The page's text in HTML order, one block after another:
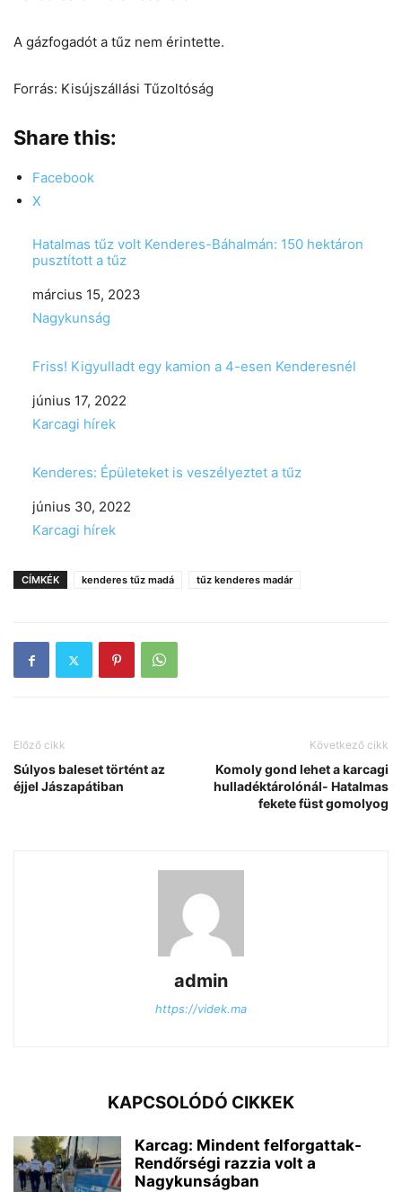
A gázfogadót a tűz nem érintette.
Forrás: Kisújszállási Tűzoltóság
Share this:
Facebook
X
Hatalmas tűz volt Kenderes-Báhalmán: 150 hektáron
pusztított a tűz
Date
március 15, 2023
In relation to
Nagykunság
Friss! Kigyulladt egy kamion a 4-esen Kenderesnél
Date
június 17, 2022
In relation to
Karcagi hírek
Kenderes: Épületeket is veszélyeztet a tűz
Date
június 30, 2022
In relation to
Karcagi hírek
CÍMKÉK kenderes tűz madá tűz kenderes madár
Előző cikk
Súlyos baleset történt az
éjjel Jászapátiban
Következő cikk
Komoly gond lehet a karcagi
hulladéktárolónál- Hatalmas
fekete füst gomolyog
admin
https://videk.ma
KAPCSOLÓDÓ CIKKEK
Karcag: Mindent felforgattak-
Rendőrségi razzia volt a
Nagykunságban